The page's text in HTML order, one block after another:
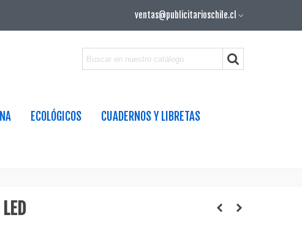
ventas@publicitarioschile.cl
ECOLÓGICOS
CUADERNOS Y LIBRETAS